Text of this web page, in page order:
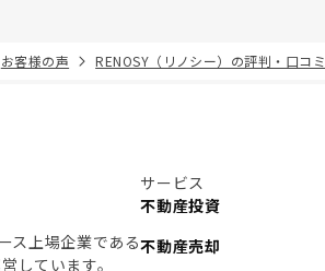
お客様の声 RENOSY（リノシー）の評判・口コミ
ス上場企業である
ています。
サービス
不動産投資
不動産売却